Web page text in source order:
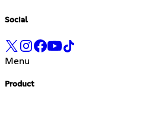
Social
Menu
Product